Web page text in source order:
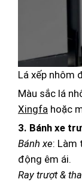
Lá xếp nhôm
Màu sắc lá
Xingfa hoặc
3. Bánh xe
Bánh xe: Làm
động êm ái.
Ray trượt &